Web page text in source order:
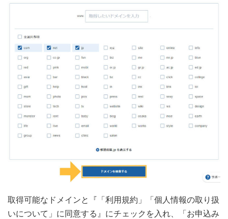
取得可能なドメインと『「利用規約」「個人情報の取り扱
いについて」に同意する』にチェックを入れ、「お申込み